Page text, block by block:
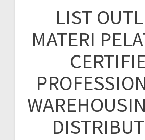
LIST
MATERI